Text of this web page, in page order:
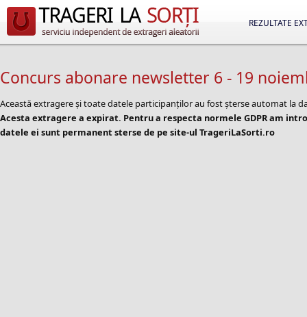
REZULTATE
Concurs abonare newsletter 6 - 19
Această extragere și toate datele participanților au fost șterse automat la
Acesta extragere a expirat. Pentru a respecta normele GDPR am
datele ei sunt permanent sterse de pe site-ul TrageriLaSorti.ro